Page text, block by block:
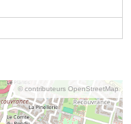
© contributeurs OpenStreetMap